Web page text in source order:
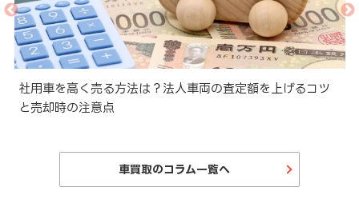
社用車を高く売る方法は？法人車両の査定額を上げるコツ
と売却時の注意点
車買取のコラム一覧へ